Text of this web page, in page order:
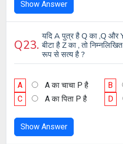
Show Answer
Q23.
यदि A पुत्र है Q का ,Q और
बीटा है Z का , तो
रूप से सत्य है ?
A A का चाचा P है B
C
A का पिता P है D
Show Answer